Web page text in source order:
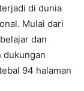
di dunia
Mulai dari
dan
dukungan
94 halaman